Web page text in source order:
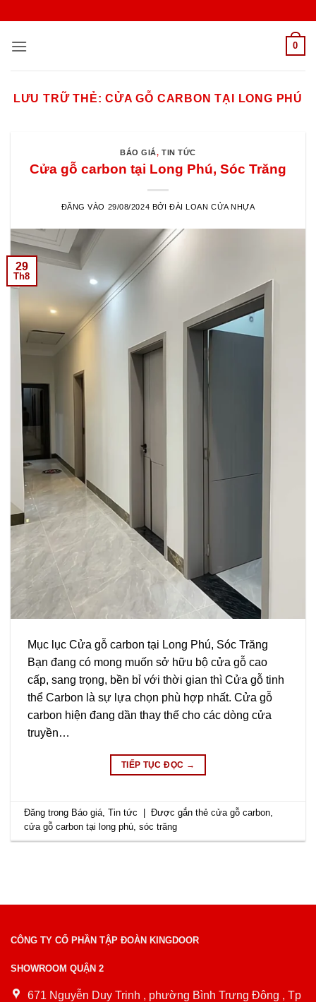
nội
0
LƯU TRỮ THẺ:CỬA GỖ CARBON TẠI LONG PHÚ
BÁO GIÁ,TIN TỨC
Cửa gỗ carbon tại Long Phú, Sóc Trăng
ĐĂNG VÀO 29/08/2024 BỞI ĐÀI LOAN CỬA NHỰA
29
Th8
Mục lục Cửa gỗ carbon tại Long Phú, Sóc Trăng
Bạn đang có mong muốn sở hữu bộ cửa gỗ cao
cấp, sang trọng, bền bỉ với thời gian thì Cửa gỗ tinh
thể Carbon là sự lựa chọn phù hợp nhất. Cửa gỗ
carbon hiện đang dần thay thế cho các dòng cửa
truyền…
TIẾP TỤC ĐỌC →
Đăng trong Báo giá,Tin tức Được gắn thẻcửa gỗ carbon,
cửa gỗ carbon tại long phú,sóc trăng
CÔNG TY CỔ PHẦN TẬP ĐOÀN KINGDOOR
SHOWROOM QUẬN 2
671 Nguyễn Duy Trinh , phường Bình Trưng Đông , Tp